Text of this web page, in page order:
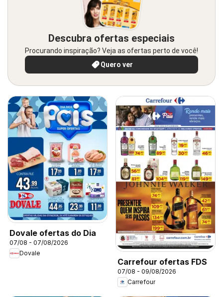
Descubra ofertas especiais
Procurando inspiração? Veja as ofertas perto de você!
Quero ver
Dovale ofertas do Dia
07/08 - 07/08/2026
Dovale
Carrefour ofertas FDS
07/08 - 09/08/2026
Carrefour